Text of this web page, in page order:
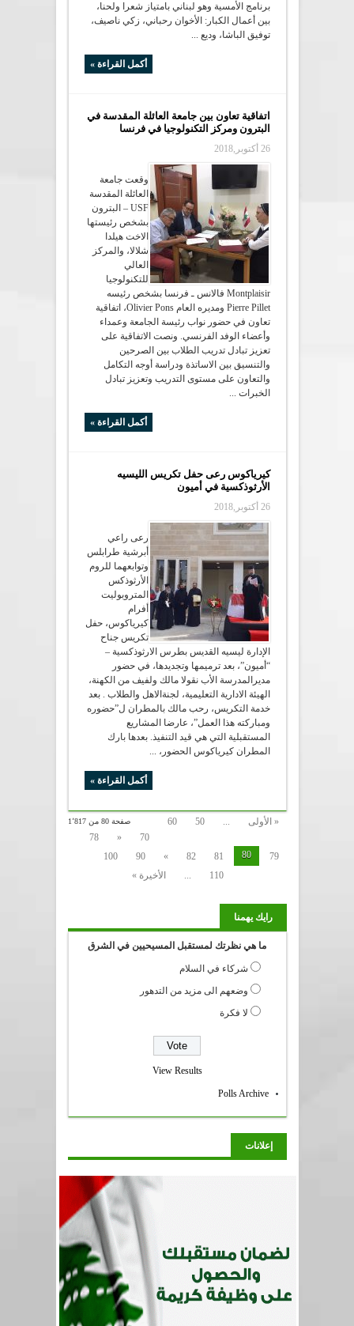
برنامج الأمسية وهو لبناني بامتياز شعرا ولحنا،
بين أعمال الكبار: الأخوان رحباني، زكي ناصيف،
توفيق الباشا، وديع ...
أكمل القراءة »
اتفاقية تعاون بين جامعة العائلة المقدسة في
البترون ومركز التكنولوجيا في فرنسا
26 أكتوبر,2018
وقعت جامعة
العائلة المقدسة
USF – البترون
بشخص رئيستها
الاخت هيلدا
شلالا، والمركز
العالي
للتكنولوجيا
Montplaisir فالانس ـ فرنسا بشخص رئيسه
Pierre Pillet ومديره العام Olivier Pons، اتفاقية
تعاون في حضور نواب رئيسة الجامعة وعمداء
وأعضاء الوفد الفرنسي. ونصت الاتفاقية على
تعزيز تبادل تدريب الطلاب بين الصرحين
والتنسيق بين الاساتذة ودراسة أوجه التكامل
والتعاون على مستوى التدريب وتعزيز تبادل
الخبرات ...
أكمل القراءة »
كيرياكوس رعى حفل تكريس الليسيه
الأرثوذكسية في أميون
26 أكتوبر,2018
رعى راعي
أبرشية طرابلس
وتوابعهما للروم
الأرثوذكس
المتروبوليت
أفرام
كيرياكوس، حفل
تكريس جناح
الإدارة ليسيه القديس بطرس الارثوذكسية –
“أميون”، بعد ترميمها وتجديدها، في حضور
مديرالمدرسة الأب نقولا مالك ولفيف من الكهنة،
الهيئة الادارية التعليمية، لجنةالاهل والطلاب . بعد
خدمة التكريس، رحب مالك بالمطران ل”حضوره
ومباركته هذا العمل”، عارضا المشاريع
المستقبلية التي هي قيد التنفيذ. بعدها بارك
المطران كيرياكوس الحضور، ...
أكمل القراءة »
صفحة 80 من 1٬817 « الأولى ...
50
60
70
«
78
79
80
81
82
»
90
100
110
... الأخيرة »
رايك يهمنا
ما هي نظرتك لمستقبل المسيحيين في الشرق
شركاء في السلام
وضعهم الى مزيد من التدهور
لا فكرة
View Results
Polls Archive
إعلانات